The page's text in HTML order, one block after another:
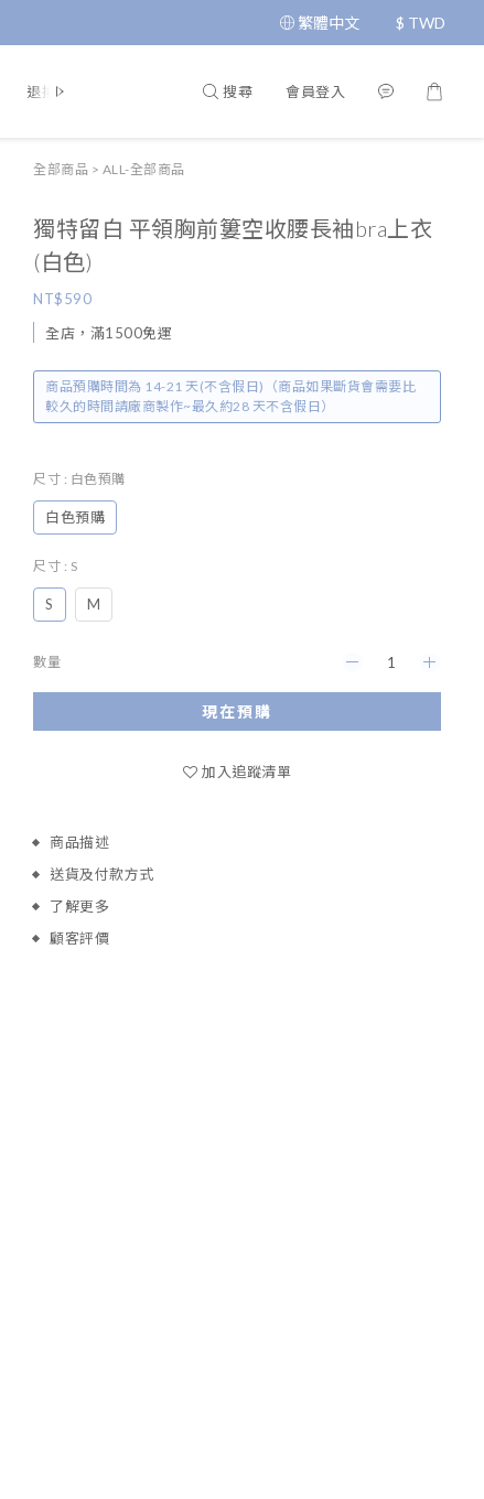
繁體中文 $ TWD
退換貨政策 條款與細則 隱私政策
搜尋 會員登入
全部商品 > ALL-全部商品
獨特留白 平領胸前簍空收腰長袖bra上衣
(白色)
NT$590
全店，滿1500免運
商品預購時間為 14-21 天(不含假日)（商品如果斷貨會需要比
較久的時間請廠商製作~最久約28 天不含假日）
尺寸 : 白色預購
白色預購
尺寸 : S
S M
數量
現在預購
加入追蹤清單
商品描述
送貨及付款方式
了解更多
顧客評價